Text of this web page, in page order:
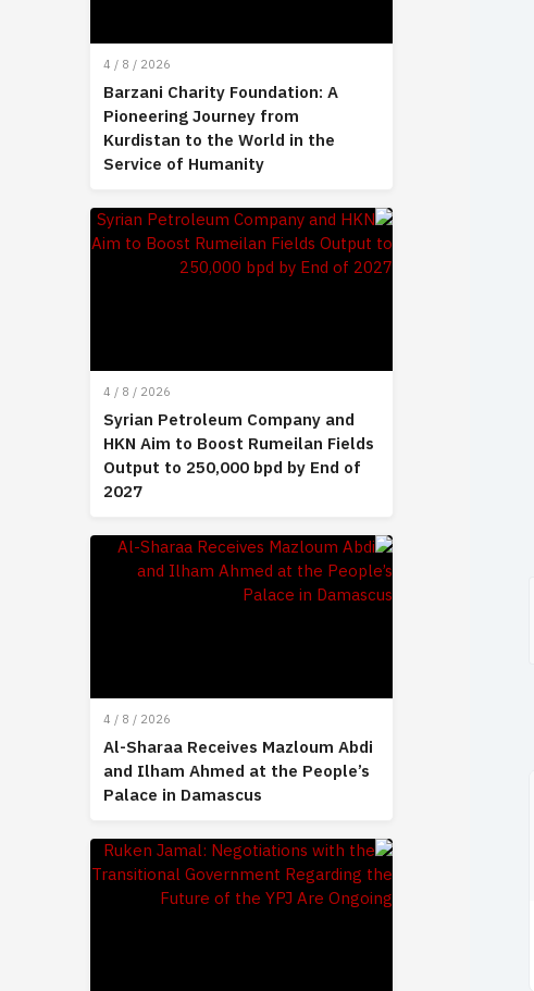
4 / 8 / 2026
Barzani Charity Foundation: A
Pioneering Journey from
Kurdistan to the World in the
Service of Humanity
4 / 8 / 2026
Syrian Petroleum Company and
HKN Aim to Boost Rumeilan Fields
Output to 250,000 bpd by End of
2027
4 / 8 / 2026
Al-Sharaa Receives Mazloum Abdi
and Ilham Ahmed at the People’s
Palace in Damascus